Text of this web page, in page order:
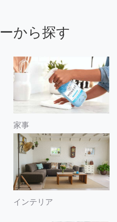
から探す
家事
インテリア